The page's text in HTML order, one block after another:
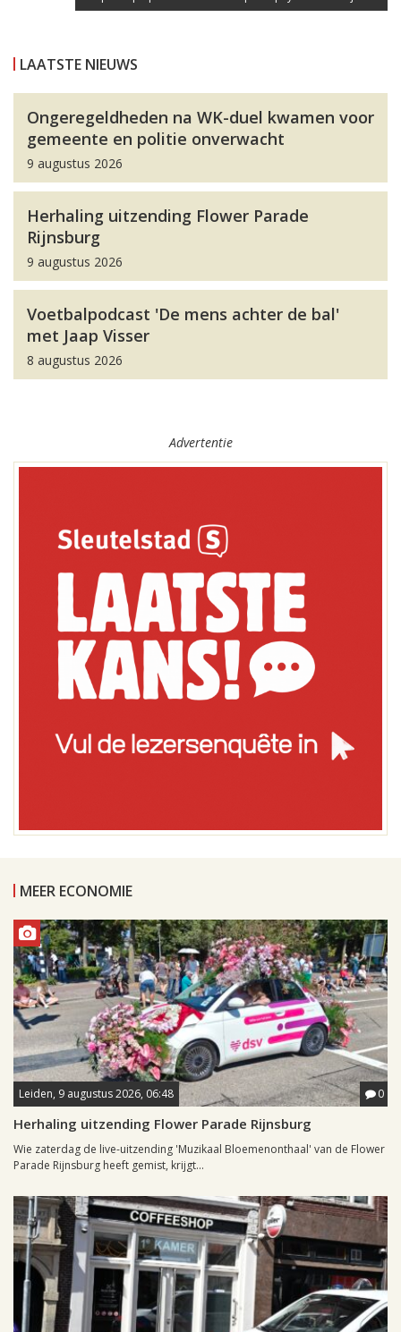
LAATSTE NIEUWS
Ongeregeldheden na WK-duel kwamen voor
gemeente en politie onverwacht
9 augustus 2026
Herhaling uitzending Flower Parade
Rijnsburg
9 augustus 2026
Voetbalpodcast 'De mens achter de bal'
met Jaap Visser
8 augustus 2026
Advertentie
MEER ECONOMIE
Leiden, 9 augustus 2026, 06:48 0
Herhaling uitzending Flower Parade Rijnsburg
Wie zaterdag de live-uitzending 'Muzikaal Bloemenonthaal' van de Flower
Parade Rijnsburg heeft gemist, krijgt...